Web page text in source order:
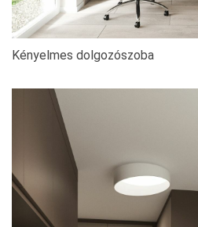
Kényelmes dolgozószoba